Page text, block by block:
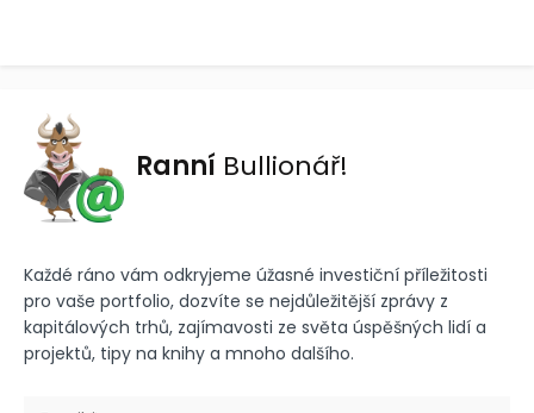
Ranní Bullionář!
Každé ráno vám odkryjeme úžasné investiční příležitosti
pro vaše portfolio, dozvíte se nejdůležitější zprávy z
kapitálových trhů, zajímavosti ze světa úspěšných lidí a
projektů, tipy na knihy a mnoho dalšího.